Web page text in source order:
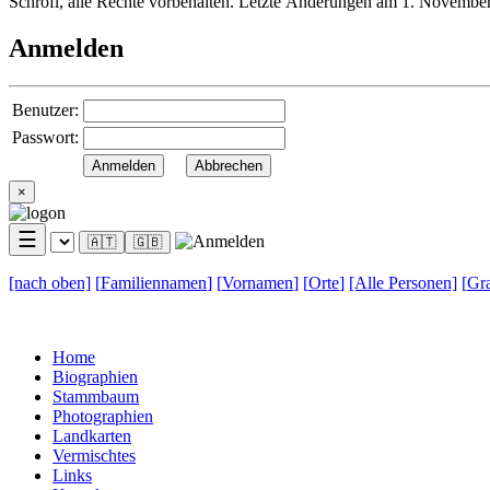
Anmelden
Benutzer:
Passwort:
×
☰ 🇦🇹 🇬🇧
[nach oben] [Familiennamen] [Vornamen] [Orte] [Alle Personen] [
Home
Biographien
Stammbaum
Photographien
Landkarten
Vermischtes
Links